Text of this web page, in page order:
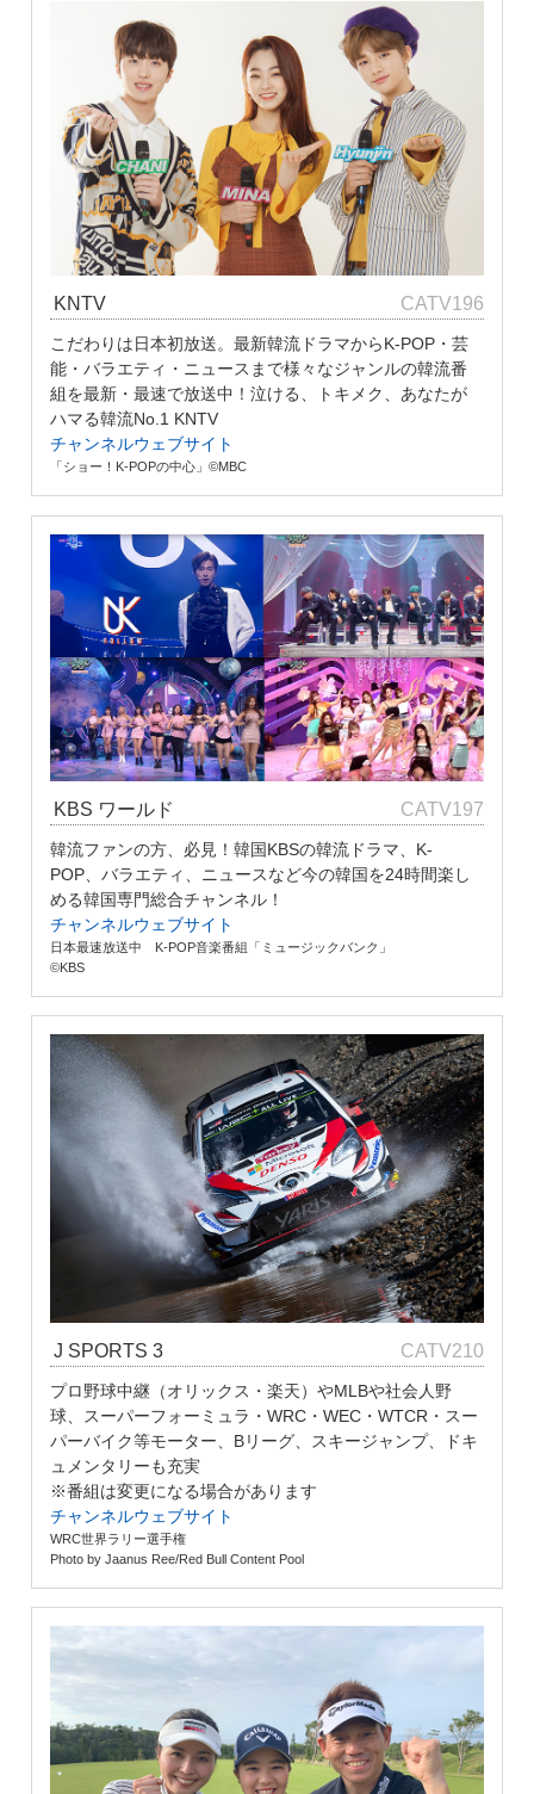
KNTV CATV196
こだわりは日本初放送。最新韓流ドラマからK-POP・芸
能・バラエティ・ニュースまで様々なジャンルの韓流番
組を最新・最速で放送中！泣ける、トキメク、あなたが
ハマる韓流No.1 KNTV
チャンネルウェブサイト
「ショー！K-POPの中心」©MBC
KBS ワールド CATV197
韓流ファンの方、必見！韓国KBSの韓流ドラマ、K-
POP、バラエティ、ニュースなど今の韓国を24時間楽し
める韓国専門総合チャンネル！
チャンネルウェブサイト
日本最速放送中 K-POP音楽番組「ミュージックバンク」
©KBS
J SPORTS 3 CATV210
プロ野球中継（オリックス・楽天）やMLBや社会人野
球、スーパーフォーミュラ・WRC・WEC・WTCR・スー
パーバイク等モーター、Bリーグ、スキージャンプ、ドキ
ュメンタリーも充実
※番組は変更になる場合があります
チャンネルウェブサイト
WRC世界ラリー選手権
Photo by Jaanus Ree/Red Bull Content Pool